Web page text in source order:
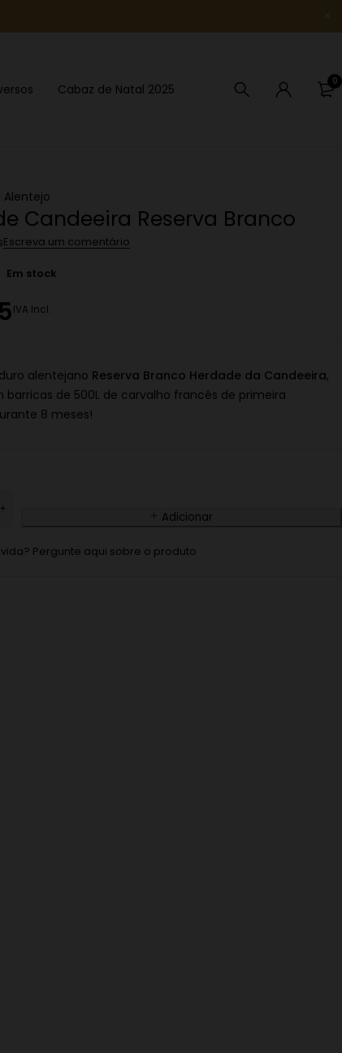
Cabaz de Natal 2025
0
Alentejo
Candeeira Reserva Branco
Escreva um comentário
Em stock
IVA Incl.
alentejano Reserva Branco Herdade da Candeeira,
barricas de 500L de carvalho francês de primeira
8 meses!
Adicionar
Pergunte aqui sobre o produto